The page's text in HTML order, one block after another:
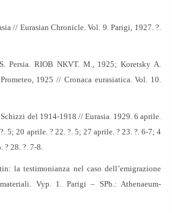
// Eurasian Chronicle. Vol. 9. Parigi, 1927. ?.
Persia. RIOB NKVT. M., 1925; Koretsky A.
1925 // Cronaca eurasiatica. Vol. 10.
del 1914-1918 // Eurasia. 1929. 6 aprile.
5; 20 aprile. ? 22. ?. 5; 27 aprile. ? 23. ?. 6-7; 4
? 28. ?. 7-8.
la testimonianza nel caso dell’emigrazione
Vyp. 1. Parigi – SPb.: Athenaeum-